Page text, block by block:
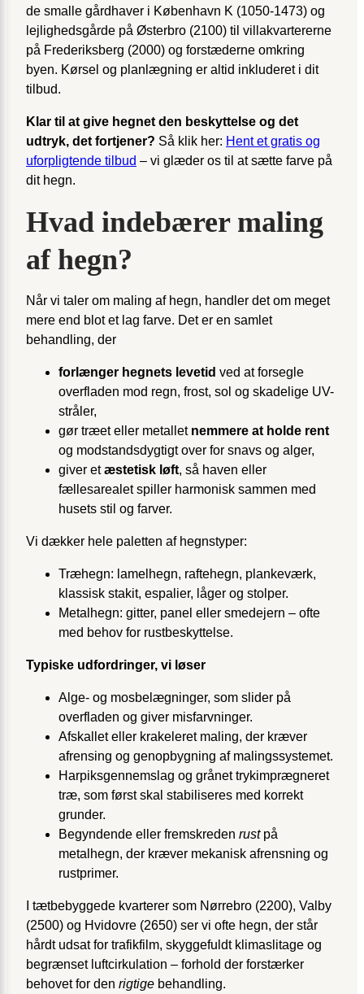
de smalle gårdhaver i København K (1050-1473) og
lejlighedsgårde på Østerbro (2100) til villakvartererne
på Frederiksberg (2000) og forstæderne omkring
byen. Kørsel og planlægning er altid inkluderet i dit
tilbud.
Klar til at give hegnet den beskyttelse og det
udtryk, det fortjener? Så klik her: Hent et gratis og
uforpligtende tilbud – vi glæder os til at sætte farve på
dit hegn.
Hvad indebærer maling
af hegn?
Når vi taler om maling af hegn, handler det om meget
mere end blot et lag farve. Det er en samlet
behandling, der
forlænger hegnets levetid ved at forsegle
overfladen mod regn, frost, sol og skadelige UV-
stråler,
gør træet eller metallet nemmere at holde rent
og modstandsdygtigt over for snavs og alger,
giver etæstetisk løft, så haven eller
fællesarealet spiller harmonisk sammen med
husets stil og farver.
Vi dækker hele paletten af hegnstyper:
Træhegn: lamelhegn, raftehegn, plankeværk,
klassisk stakit, espalier, låger og stolper.
Metalhegn: gitter, panel eller smedejern – ofte
med behov for rustbeskyttelse.
Typiske udfordringer, vi løser
Alge- og mosbelægninger, som slider på
overfladen og giver misfarvninger.
Afskallet eller krakeleret maling, der kræver
afrensing og genopbygning af malingssystemet.
Harpiksgennemslag og grånet trykimprægneret
træ, som først skal stabiliseres med korrekt
grunder.
Begyndende eller fremskreden rustpå
metalhegn, der kræver mekanisk afrensning og
rustprimer.
I tætbebyggede kvarterer som Nørrebro (2200), Valby
(2500) og Hvidovre (2650) ser vi ofte hegn, der står
hårdt udsat for trafikfilm, skyggefuldt klimaslitage og
begrænset luftcirkulation – forhold der forstærker
behovet for den rigtige behandling.